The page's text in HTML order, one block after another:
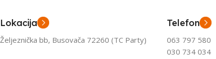
Lokacija
Željeznička bb, Busovača 72260 (TC Party)
Telefon
063 797 580
030 734 034